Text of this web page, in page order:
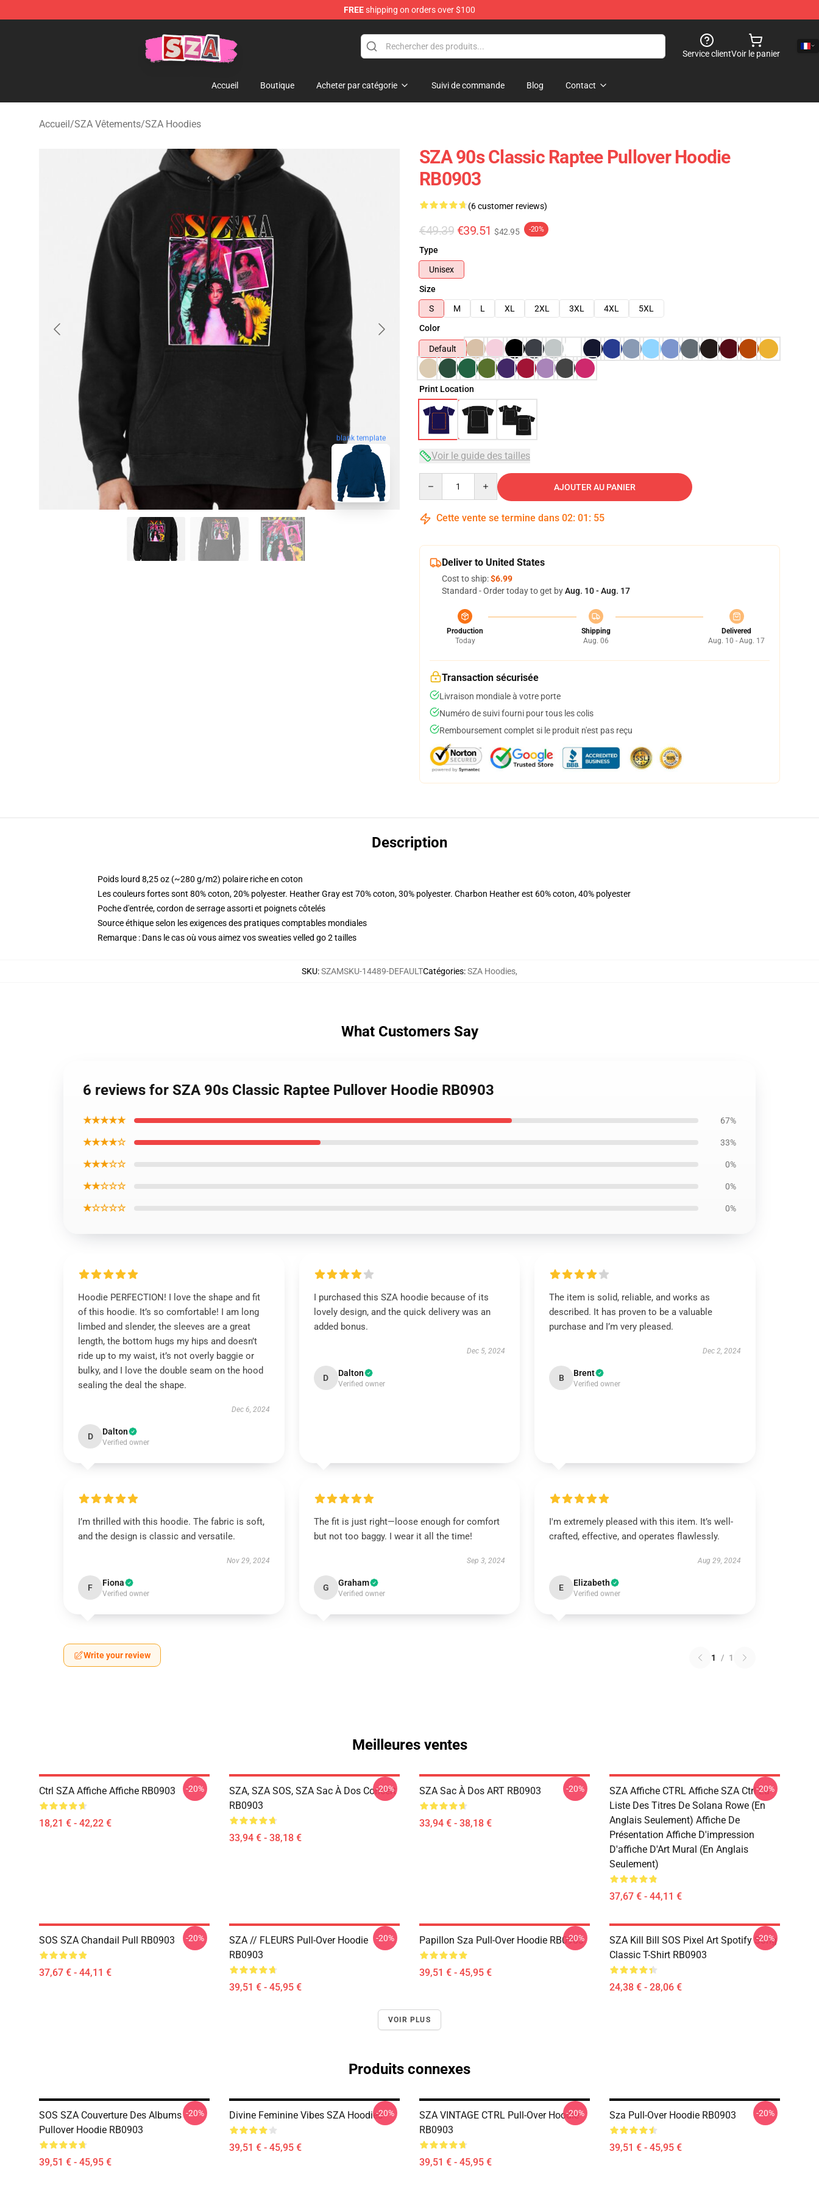
FREEshipping on orders over $100
Service clientVoir le panier
Accueil Boutique Acheter par catégorie Suivi de commande Blog Contact
Accueil/SZA Vêtements/SZA Hoodies
blank template
SZA 90s Classic Raptee Pullover Hoodie
RB0903
(6 customer reviews)
€49.39 €39.51 $42.95 -20%
Type
Unisex
Size
S
M L XL 2XL 3XL 4XL
5XL
Color
Default
Print Location
Voir le guide des tailles
AJOUTER AU PANIER
Cette vente se termine dans 02: 01 : 54
Deliver to United States
Cost to ship:$6.99
Standard - Order today to get byAug. 10 - Aug. 17
Production
Today
Shipping
Aug. 06
Delivered
Aug. 10 - Aug. 17
Transaction sécurisée
Livraison mondiale à votre porte
Numéro de suivi fourni pour tous les colis
Remboursement complet si le produit n'est pas reçu
Description
Poids lourd 8,25 oz (~280 g/m2) polaire riche en coton
Les couleurs fortes sont 80% coton, 20% polyester. Heather Gray est 70% coton, 30% polyester. Charbon Heather est 60% coton, 40% polyester
Poche d'entrée, cordon de serrage assorti et poignets côtelés
Source éthique selon les exigences des pratiques comptables mondiales
Remarque : Dans le cas où vous aimez vos sweaties velled go 2 tailles
SKU:SZAMSKU-14489-DEFAULTCatégories:SZA Hoodies,
What Customers Say
6 reviews for SZA 90s Classic Raptee Pullover Hoodie RB0903
★★★★★ 67%
★★★★☆ 33%
★★★☆☆ 0%
★★☆☆☆ 0%
★☆☆☆☆ 0%
Hoodie PERFECTION! I love the shape and fit
of this hoodie. It’s so comfortable! I am long
limbed and slender, the sleeves are a great
length, the bottom hugs my hips and doesn’t
ride up to my waist, it’s not overly baggie or
bulky, and I love the double seam on the hood
sealing the deal the shape.
Dec 6, 2024
D Dalton
Verified owner
I purchased this SZA hoodie because of its
lovely design, and the quick delivery was an
added bonus.
Dec 5, 2024
D Dalton
Verified owner
The item is solid, reliable, and works as
described. It has proven to be a valuable
purchase and I’m very pleased.
Dec 2, 2024
B Brent
Verified owner
I’m thrilled with this hoodie. The fabric is soft,
and the design is classic and versatile.
Nov 29, 2024
F Fiona
Verified owner
The fit is just right—loose enough for comfort
but not too baggy. I wear it all the time!
Sep 3, 2024
G Graham
Verified owner
I'm extremely pleased with this item. It’s well-
crafted, effective, and operates flawlessly.
Aug 29, 2024
E Elizabeth
Verified owner
Write your review 1 / 1
Meilleures ventes
Ctrl SZA Affiche Affiche RB0903
18,21 € - 42,22 €
-20%
SZA, SZA SOS, SZA Sac À Dos Concert
RB0903
33,94 € - 38,18 €
-20% SZA Sac À Dos ART RB0903
33,94 € - 38,18 €
-20%
SZA Affiche CTRL Affiche SZA Ctrl La
Liste Des Titres De Solana Rowe (en
Anglais Seulement) Affiche De
Présentation Affiche D'impression
D'affiche D'Art Mural (en Anglais
Seulement)
37,67 € - 44,11 €
-20%
SOS SZA Chandail Pull RB0903
37,67 € - 44,11 €
-20%
SZA // FLEURS Pull-Over Hoodie
RB0903
39,51 € - 45,95 €
-20% Papillon Sza Pull-Over Hoodie RB0903
39,51 € - 45,95 €
-20%
SZA Kill Bill SOS Pixel Art Spotify Song
Classic T-Shirt RB0903
24,38 € - 28,06 €
-20%
VOIR PLUS
Produits connexes
SOS SZA Couverture Des Albums
Pullover Hoodie RB0903
39,51 € - 45,95 €
-20% Divine Feminine Vibes SZA Hoodies
39,51 € - 45,95 €
-20%
SZA VINTAGE CTRL Pull-Over Hoodie
RB0903
39,51 € - 45,95 €
-20% Sza Pull-Over Hoodie RB0903
39,51 € - 45,95 €
-20%